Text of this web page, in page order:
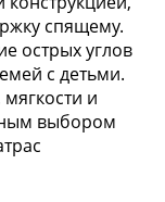
спящему.
острых углов
с детьми.
и
выбором